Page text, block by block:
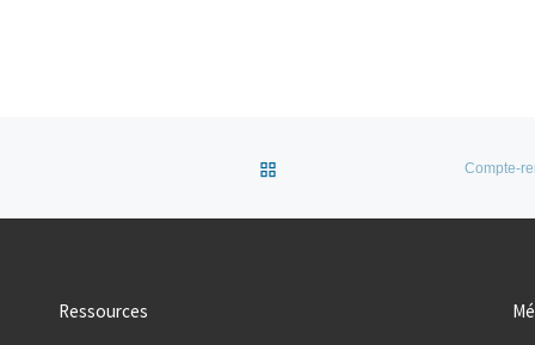
Retour à la liste des articlesCompte-
Ressources